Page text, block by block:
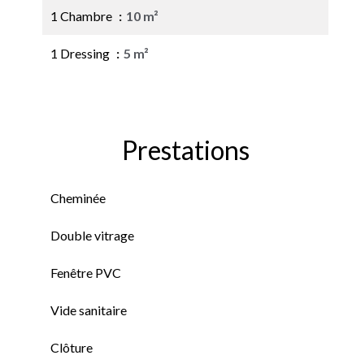
1 Chambre 10 m²
1 Dressing 5 m²
Prestations
Cheminée
Double vitrage
Fenêtre PVC
Vide sanitaire
Clôture